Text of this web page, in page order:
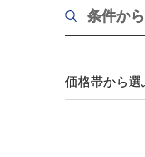
条件か
価格帯から選